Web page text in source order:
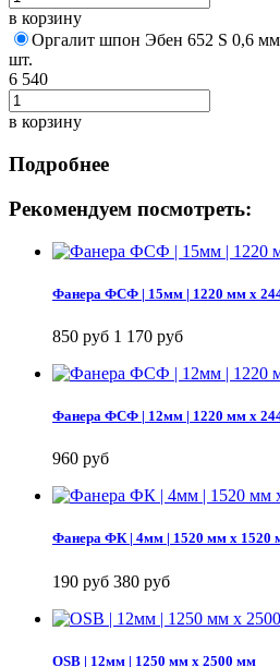
в корзину
Оргалит шпон Эбен 652 S 0,6
шт.
6 540
в корзину
Подробнее
Рекомендуем посмотреть:
Фанера ФСФ | 15мм | 1220 мм х
850 руб 1 170 руб
Фанера ФСФ | 12мм | 1220 мм х
960 руб
Фанера ФК | 4мм | 1520 мм х 1520
190 руб 380 руб
OSB | 12мм | 1250 мм х 2500 мм